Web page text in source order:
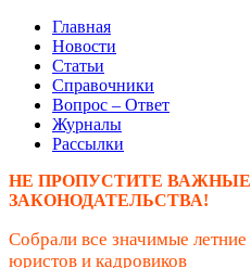
Главная
Новости
Статьи
Справочники
Вопрос – Ответ
Журналы
Рассылки
НЕ ПРОПУСТИТЕ
ЗАКОНОДАТЕЛЬСТВА!
Собрали все значимые
юристов и кадровиков